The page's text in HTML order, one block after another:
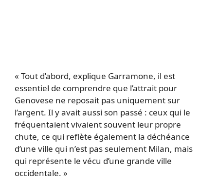
« Tout d’abord, explique Garramone, il est
essentiel de comprendre que l’attrait pour
Genovese ne reposait pas uniquement sur
l’argent. Il y avait aussi son passé : ceux qui le
fréquentaient vivaient souvent leur propre
chute, ce qui reflète également la déchéance
d’une ville qui n’est pas seulement Milan, mais
qui représente le vécu d’une grande ville
occidentale. »